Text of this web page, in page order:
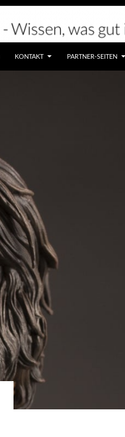
KONTAKT PARTNER-SEITEN